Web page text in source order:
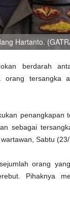
Hartanto.
berdarah
orang tersangka
penangkapan
sebagai
Sabtu (23/
orang
Pihaknya